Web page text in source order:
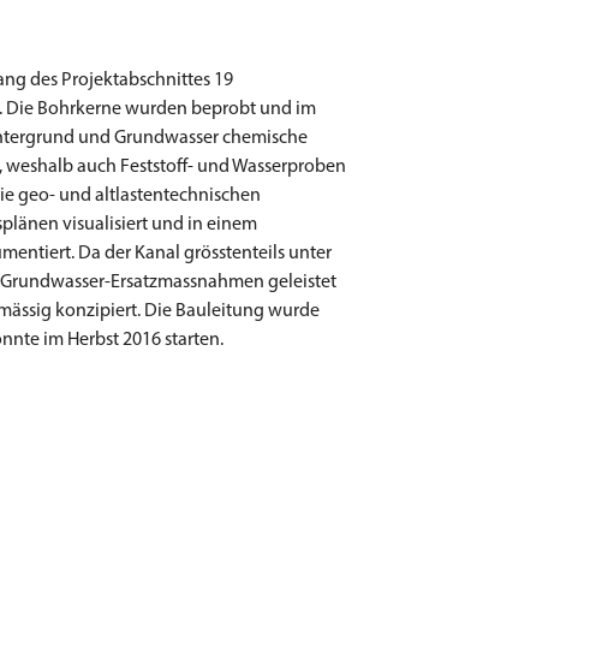
des Projektabschnittes 19
Bohrkerne wurden beprobt und im
und Grundwasser chemische
auch Feststoff- und Wasserproben
geo- und altlastentechnischen
visualisiert und in einem
Da der Kanal grösstenteils unter
Ersatzmassnahmen geleistet
konzipiert. Die Bauleitung wurde
im Herbst 2016 starten.